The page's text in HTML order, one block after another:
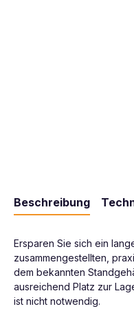
Beschreibung
Ersparen Sie sich ein
zusammengestellten,
dem bekannten
ausreichend Platz zur
ist nicht notwendig.